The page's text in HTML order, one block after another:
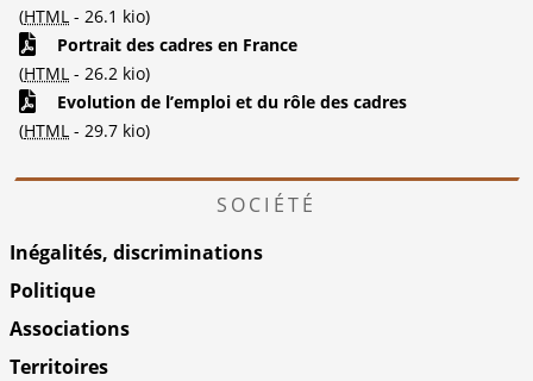
(HTML - 26.1 kio)
Portrait des cadres en France
(HTML - 26.2 kio)
Evolution de l’emploi et du rôle des cadres
(HTML - 29.7 kio)
SOCIÉTÉ
Inégalités, discriminations
Politique
Associations
Territoires